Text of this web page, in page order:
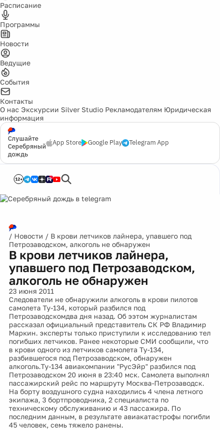
Расписание
Программы
Новости
Ведущие
События
Контакты
О нас Экскурсии Silver Studio Рекламодателям Юридическая
информация
Слушайте
Серебряный
дождь
App Store Google Play Telegram App
12+
/ Новости / В крови летчиков лайнера, упавшего под
Петрозаводском, алкоголь не обнаружен
В крови летчиков лайнера,
упавшего под Петрозаводском,
алкоголь не обнаружен
23 июня 2011
Следователи не обнаружили алкоголь в крови пилотов
самолета Ту-134, который разбился под
Петрозаводскомдва дня назад. Об ээтом журналистам
рассказал официальный представитель СК РФ Владимир
Маркин. эксперты только приступили к исследованию тел
погибших летчиков. Ранее некоторые СМИ сообщили, что
в крови одного из летчиков самолета Ту-134,
разбившегося под Петрозаводском, обнаружен
алкоголь.Ту-134 авиакомпании "РусЭйр" разбился под
Петрозаводском 20 июня в 23:40 мск. Самолета выполнял
пассажирский рейс по маршруту Москва-Петрозаводск.
На борту воздушного судна находились 4 члена летного
экипажа, 3 бортпроводника, 2 специалиста по
техническому обслуживанию и 43 пассажира. По
последним данным, в результате авиакатастрофы погибли
45 человек, семь тяжело ранены.